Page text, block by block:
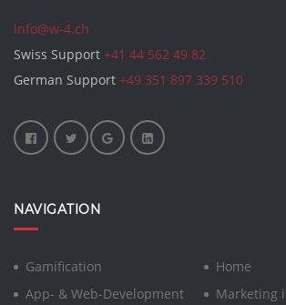
info@w-4.ch
Swiss Support +41 44 562 49 82
German Support +49 351 897 339 510
NAVIGATION
Gamification
Home
App- & Web-Development
Marketing